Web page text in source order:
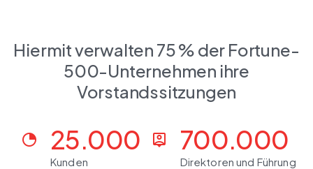
Hiermit verwalten 75 % der Fortune-
500-Unternehmen ihre
Vorstandssitzungen
clock_loader_20 25.000
Kunden
person_pin 700.000
Direktoren und